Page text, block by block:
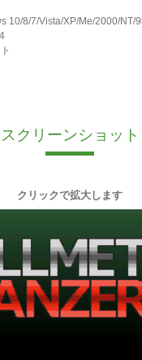
10/8/7/Vista/XP/Me/2000/NT/
スクリーンショット
クリックで拡大します